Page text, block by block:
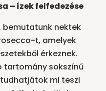
– ízek felfedezése
bemutatunk nektek
t, amelyek
érkeznek.
tartomány sokszínű
mi teszi